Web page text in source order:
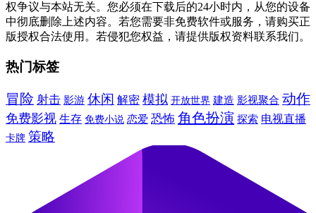
权争议与本站无关。您必须在下载后的24小时内，从您的设备
中彻底删除上述内容。若您需要非免费软件或服务，请购买正
版授权合法使用。若侵犯您权益，请提供版权资料联系我们。
热门标签
冒险 射击 影游 休闲 解密 模拟 开放世界 建造 影视聚合 动作
免费影视 生存 免费小说 恋爱 恐怖 角色扮演 探索 电视直播
卡牌 策略